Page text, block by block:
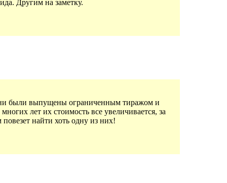
Другим на заметку.
были выпущены ограниченным тиражом и
лет их стоимость все увеличивается, за
найти хоть одну из них!